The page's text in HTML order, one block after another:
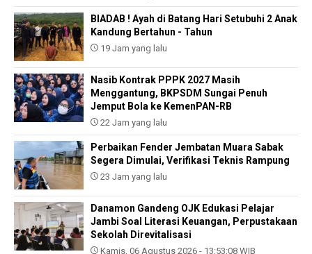
BIADAB ! Ayah di Batang Hari Setubuhi 2 Anak
Kandung Bertahun - Tahun
19 Jam yang lalu
Nasib Kontrak PPPK 2027 Masih
Menggantung, BKPSDM Sungai Penuh
Jemput Bola ke KemenPAN-RB
22 Jam yang lalu
Perbaikan Fender Jembatan Muara Sabak
Segera Dimulai, Verifikasi Teknis Rampung
23 Jam yang lalu
Danamon Gandeng OJK Edukasi Pelajar
Jambi Soal Literasi Keuangan, Perpustakaan
Sekolah Direvitalisasi
Kamis, 06 Agustus 2026 - 13:53:08 WIB